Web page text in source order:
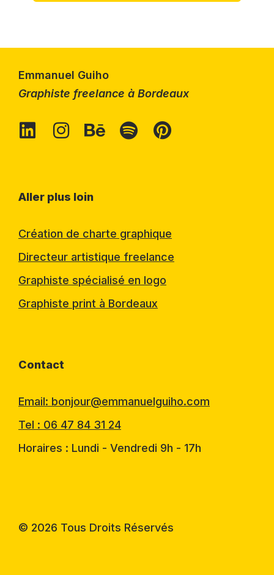
Emmanuel Guiho
Graphiste freelance à Bordeaux
Aller plus loin
Création de charte graphique
Directeur artistique freelance
Graphiste spécialisé en logo
Graphiste print à Bordeaux
Contact
Email: bonjour@emmanuelguiho.com
Tel : 06 47 84 31 24
Horaires : Lundi - Vendredi 9h - 17h
© 2026 Tous Droits Réservés